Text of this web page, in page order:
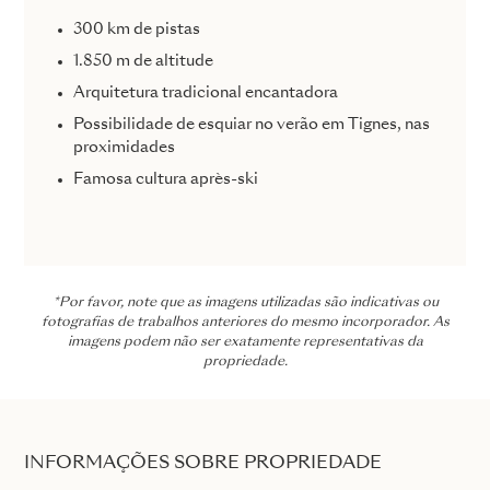
300 km de pistas
1.850 m de altitude
Arquitetura tradicional encantadora
Possibilidade de esquiar no verão em Tignes, nas
proximidades
Famosa cultura après-ski
*Por favor, note que as imagens utilizadas são indicativas ou
fotografias de trabalhos anteriores do mesmo incorporador. As
imagens podem não ser exatamente representativas da
propriedade.
INFORMAÇÕES SOBRE PROPRIEDADE